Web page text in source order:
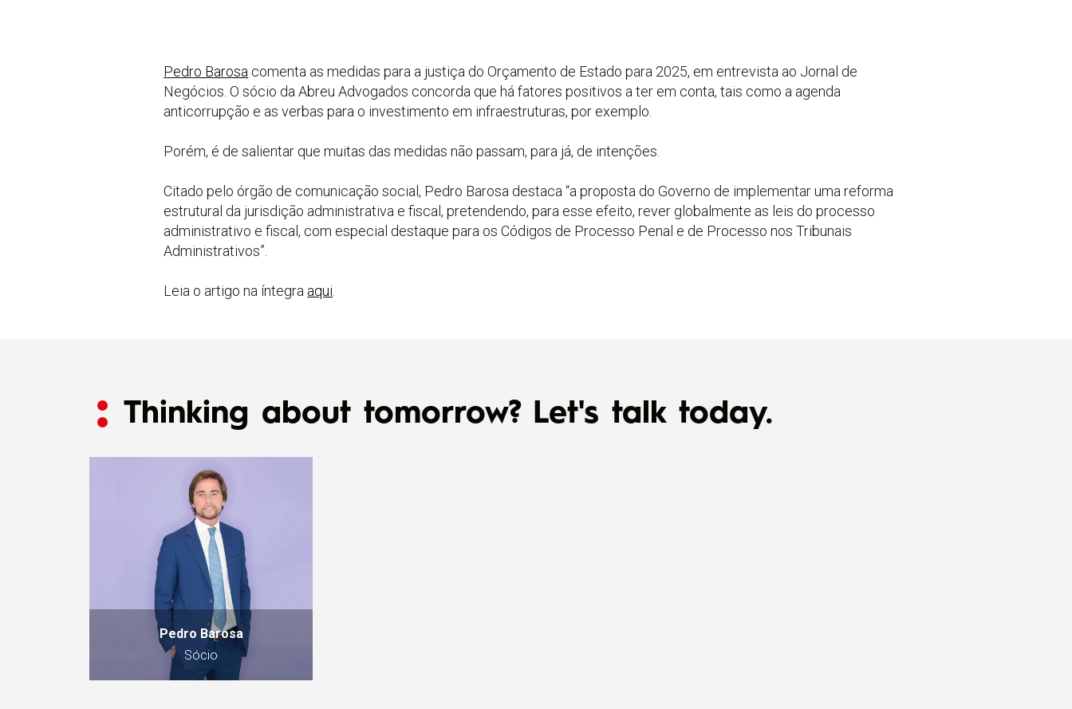
Pedro Barosa comenta as medidas para a justiça do Orçamento de Estado para 2025, em entrevista ao Jornal de
Negócios. O sócio da Abreu Advogados concorda que há fatores positivos a ter em conta, tais como a agenda
anticorrupção e as verbas para o investimento em infraestruturas, por exemplo.
Porém, é de salientar que muitas das medidas não passam, para já, de intenções.
Citado pelo órgão de comunicação social, Pedro Barosa destaca “a proposta do Governo de implementar uma reforma
estrutural da jurisdição administrativa e fiscal, pretendendo, para esse efeito, rever globalmente as leis do processo
administrativo e fiscal, com especial destaque para os Códigos de Processo Penal e de Processo nos Tribunais
Administrativos”.
Leia o artigo na íntegra aqui
Thinking about tomorrow? Let's talk today.
Pedro Barosa
Sócio